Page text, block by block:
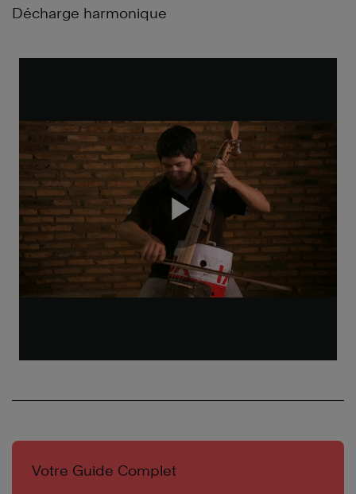
Décharge harmonique
Votre Guide Complet